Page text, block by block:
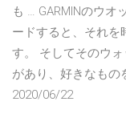
も … GARMINのウオ
ードすると、それを
す。 そしてそのウ
があり、好きなもの
2020/06/22